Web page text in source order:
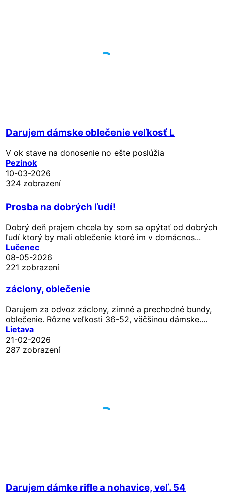
Darujem dámske oblečenie veľkosť L
V ok stave na donosenie no ešte poslúžia
Pezinok
10-03-2026
324 zobrazení
Prosba na dobrých ľudí!
Dobrý deň prajem chcela by som sa opýtať od dobrých
ľudí ktorý by mali oblečenie ktoré im v domácnos...
Lučenec
08-05-2026
221 zobrazení
záclony, oblečenie
Darujem za odvoz záclony, zimné a prechodné bundy,
oblečenie. Rôzne veľkosti 36-52, väčšinou dámske....
Lietava
21-02-2026
287 zobrazení
Darujem dámke rifle a nohavice, veľ. 54